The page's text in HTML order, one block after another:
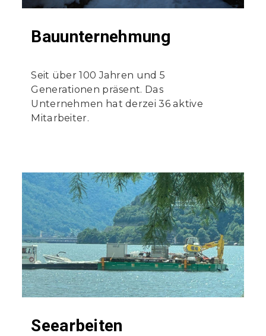
Bauunternehmung
Seit über 100 Jahren und 5
Generationen präsent. Das
Unternehmen hat derzei 36 aktive
Mitarbeiter.
Seearbeiten